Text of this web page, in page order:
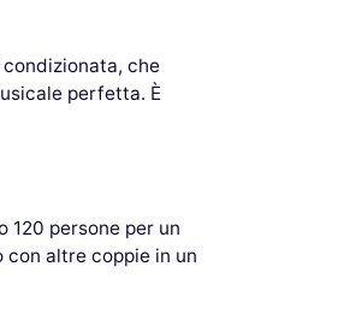
che
perfetta. È
120 persone per un
altre coppie in un